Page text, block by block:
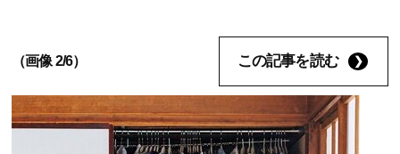
（画像 2/6） この記事を読む